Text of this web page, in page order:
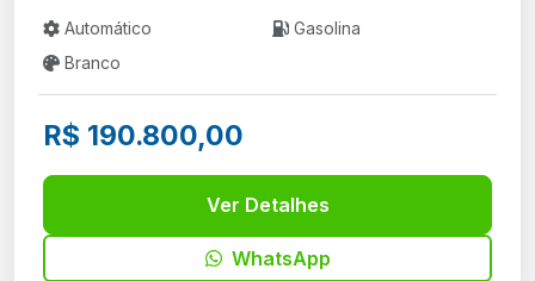
Automático
Gasolina
Branco
R$ 190.800,00
Ver Detalhes
WhatsApp